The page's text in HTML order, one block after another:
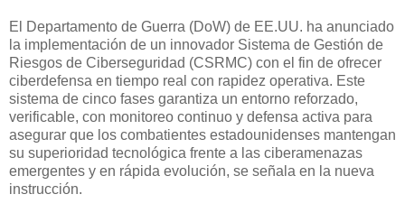
El Departamento de Guerra (DoW) de EE.UU. ha anunciado
la implementación de un innovador Sistema de Gestión de
Riesgos de Ciberseguridad (CSRMC) con el fin de ofrecer
ciberdefensa en tiempo real con rapidez operativa. Este
sistema de cinco fases garantiza un entorno reforzado,
verificable, con monitoreo continuo y defensa activa para
asegurar que los combatientes estadounidenses mantengan
su superioridad tecnológica frente a las ciberamenazas
emergentes y en rápida evolución, se señala en la nueva
instrucción.